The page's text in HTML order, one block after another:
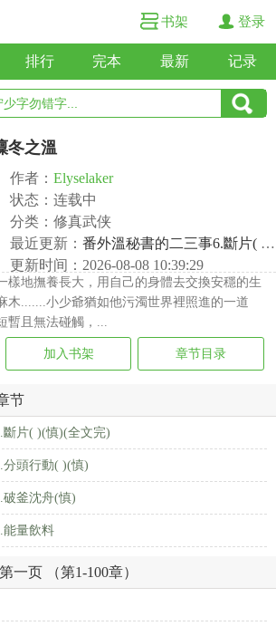
书架 登录
排行 完本 最新 记录
冬之溫
作者： Elyselaker
状态：连载中
分类：修真武侠
最近更新： 番外溫秘書的二三事6.斷片( )(慎)(全文完)
更新时间：2026-08-08 10:39:29
樣地撫養長大，用自己的身體去交換安穩的生
木.......小少爺猶如他污濁世界裡照進的一道
暫且無法碰觸，...
加入书架 章节目录
节
斷片( )(慎)(全文完)
分頭行動( )(慎)
破釜沈舟(慎)
能量飲料
一页 （第1-100章）